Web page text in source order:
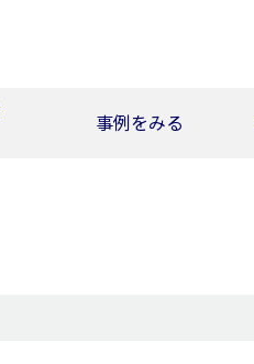
事例をみる